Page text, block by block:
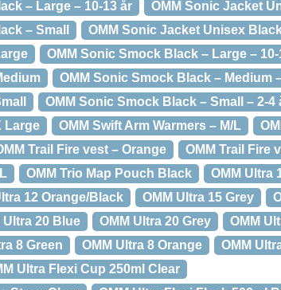
– Large – 10-13 år
OMM Sonic Jacket
– Small
OMM Sonic Jacket Unisex
OMM Sonic Smock Black – Large – 10-
OMM Sonic Smock Black – Medium
OMM Sonic Smock Black – Small – 2-4
Large
OMM Swift Arm Warmers – M/L
Trail Fire vest – Orange
OMM Trail Fire
OMM Trio Map Pouch Black
OMM Ultra
12 Orange/Black OMM Ultra 15 Grey
Ultra 20 Blue OMM Ultra 20 Grey
OMM
8 Green OMM Ultra 8 Orange
OMM
Ultra Flexi Cup 250ml Clear